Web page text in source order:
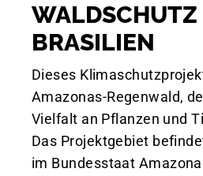
WALDSCHUTZ
BRASILIEN
Dieses
Amazonas-Regenwald,
Vielfalt an Pflanzen und
Das Projektgebiet
im Bundesstaat